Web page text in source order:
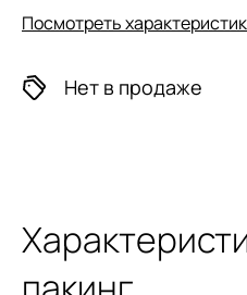
Посмотреть
Нет в продаже